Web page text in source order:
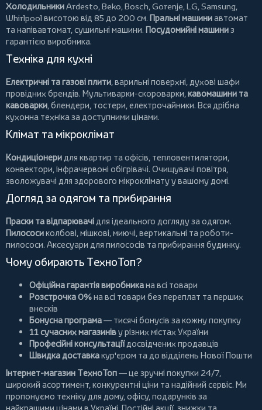
ХолодильникиArdesto,Beko,Bosch,Gorenje,LG,Samsung,
Whirlpool висотою від 85 до 200 см. Пральні машиниавтомат
та напівавтомат,сушильні машини. Посудомийні машиниз
гарантією виробника.
Техніка для кухні
Електричні та газові плити, варильні поверхні, духові шафи
провідних брендів. Мультиварки-скороварки,кавомашини та
кавоварки,блендери, тостери,електрочайники. Вся дрібна
кухонна техніка за доступними цінами.
Клімат та мікроклімат
Кондиціонеридля квартир та офісів, тепловентилятори,
конвектори,інфрачервоні обігрівачі. Очищувачі повітря,
зволожувачі для здорового мікроклімату у вашому домі.
Догляд за одягом та прибирання
Праски та відпарювачідля ідеального догляду за одягом.
Пилососиколбові,мішкові,миючі,вертикальні тароботи-
пилососи. Аксесуари для пилососів та прибирання будинку.
Чому обирають ТехноТоп?
Офіційна гарантія виробникана всі товари
Розстрочка 0%на всі товари без переплат та перших
внесків
Бонусна програма— тисячі бонусів за кожну покупку
11 сучасних магазиніву різних містах України
Професійні консультаціїдосвідчених продавців
Швидка доставкакур'єром та до відділень Нової Пошти
Інтернет-магазин ТехноТоп— це зручні покупки 24/7,
широкий асортимент, конкурентні ціни та надійний сервіс. Ми
пропонуємо техніку для дому, офісу, подарунків за